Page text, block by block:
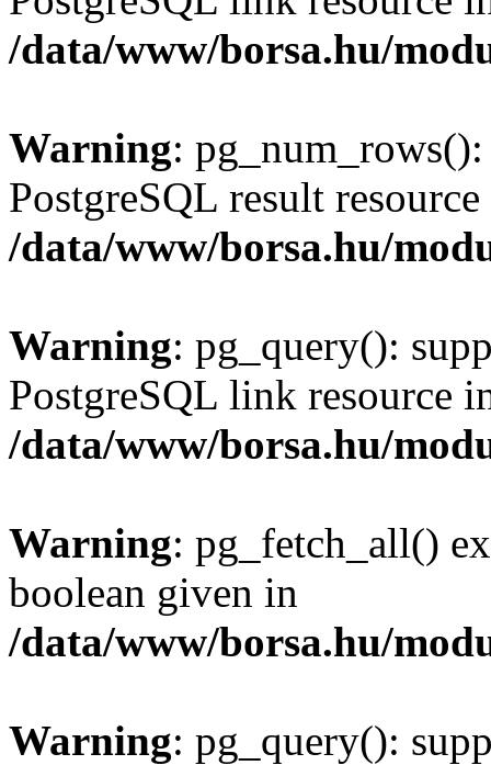
/data/www/borsa.hu/
Warning:
PostgreSQL result
/data/www/borsa.hu/
Warning: pg_query():
PostgreSQL link resource
/data/www/borsa.hu/
Warning: pg_fetch_all()
boolean given in
/data/www/borsa.hu/
Warning: pg_query():